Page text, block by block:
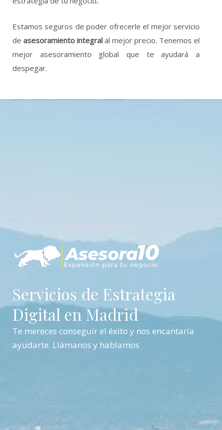
Estamos seguros de poder ofrecerle el mejor servicio
de asesoramiento integral al mejor precio. Tenemos el
mejor asesoramiento global que teayudará a
despegar.
Servicios de Estrategia
Digital en Madrid
Te mereces conseguir el éxito y nos encantaría
ayudarte. Llámanos y hablamos